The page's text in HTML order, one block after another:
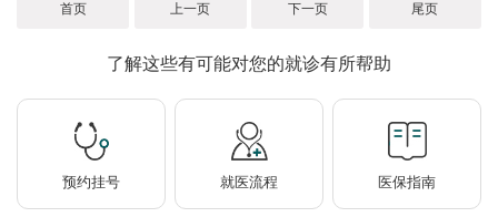
首页 上一页 下一页 尾页
了解这些有可能对您的就诊有所帮助
预约挂号 就医流程 医保指南